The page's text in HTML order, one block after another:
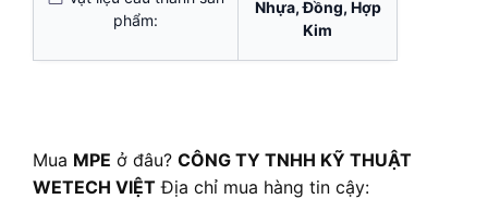
phẩm:
Nhựa, Đồng, Hợp
Kim
Mua MPE ở đâu? CÔNG TY TNHH KỸ THUẬT
WETECH VIỆT Địa chỉ mua hàng tin cậy: